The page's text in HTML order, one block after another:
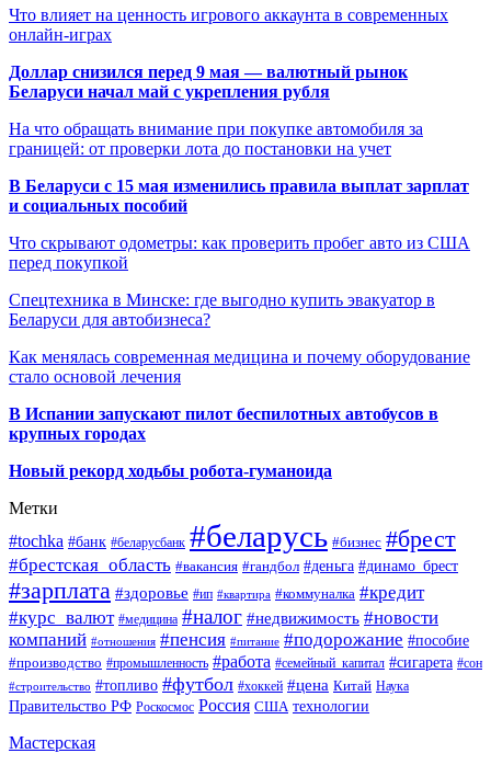
Что влияет на ценность игрового аккаунта в современных
онлайн-играх
Доллар снизился перед 9 мая — валютный рынок
Беларуси начал май с укрепления рубля
На что обращать внимание при покупке автомобиля за
границей: от проверки лота до постановки на учет
В Беларуси с 15 мая изменились правила выплат зарплат
и социальных пособий
Что скрывают одометры: как проверить пробег авто из США
перед покупкой
Спецтехника в Минске: где выгодно купить эвакуатор в
Беларуси для автобизнеса?
Как менялась современная медицина и почему оборудование
стало основой лечения
В Испании запускают пилот беспилотных автобусов в
крупных городах
Новый рекорд ходьбы робота-гуманоида
Метки
#tochka #банк #беларусбанк #беларусь #бизнес #брест
#брестская_область #вакансия #гандбол #деньга #динамо_брест
#зарплата #здоровье #ип #квартира #коммуналка #кредит
#курс_валют #медицина #налог #недвижимость #новости
компаний #отношения #пенсия #питание #подорожание #пособие
#производство #промышленность #работа #семейный_капитал #сигарета #сон
#строительство #топливо #футбол #хоккей #цена Китай Наука
Правительство РФ Роскосмос Россия США технологии
Мастерская